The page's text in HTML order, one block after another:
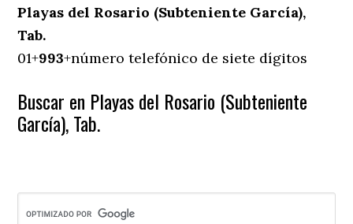
Playas del Rosario (Subteniente García),
Tab.
01+993+número telefónico de siete dígitos
Buscar en Playas del Rosario (Subteniente
García), Tab.